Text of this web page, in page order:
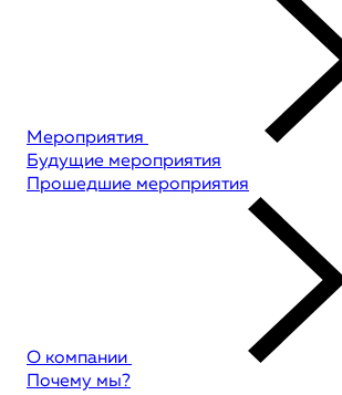
Мероприятия
Будущие мероприятия
Прошедшие мероприятия
О компании
Почему мы?